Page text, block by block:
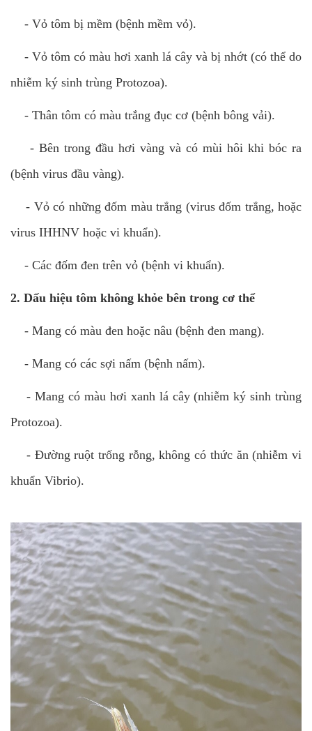
- Vỏ tôm bị mềm (bệnh mềm vỏ).
- Vỏ tôm có màu hơi xanh lá cây và bị nhớt (có thể do
nhiễm ký sinh trùng Protozoa).
- Thân tôm có màu trắng đục cơ (bệnh bông vải).
- Bên trong đầu hơi vàng và có mùi hôi khi bóc ra
(bệnh virus đầu vàng).
- Vỏ có những đốm màu trắng (virus đốm trắng, hoặc
virus IHHNV hoặc vi khuẩn).
- Các đốm đen trên vỏ (bệnh vi khuẩn).
2. Dấu hiệu tôm không khỏe bên trong cơ thể
- Mang có màu đen hoặc nâu (bệnh đen mang).
- Mang có các sợi nấm (bệnh nấm).
-Mang có màu hơi xanh lá cây (nhiễm ký sinh trùng
Protozoa).
- Đường ruột trống rỗng, không có thức ăn (nhiễm vi
khuẩn Vibrio).